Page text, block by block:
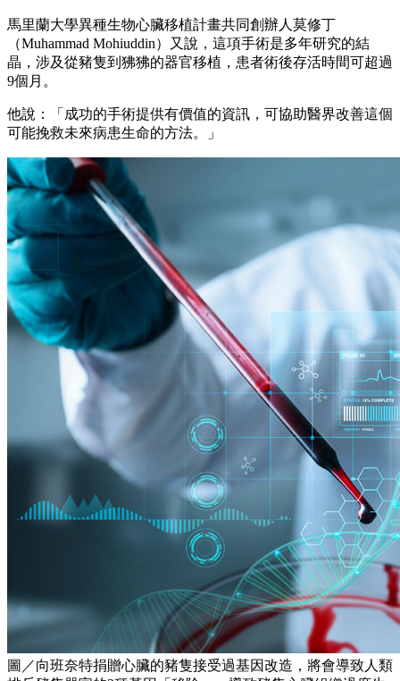
馬里蘭大學異種生物心臟移植計畫共同創辦人莫修丁
（Muhammad Mohiuddin）又說，這項手術是多年研究的結
晶，涉及從豬隻到狒狒的器官移植，患者術後存活時間可超過
9個月。
他說：「成功的手術提供有價值的資訊，可協助醫界改善這個
可能挽救未來病患生命的方法。」
圖／向班奈特捐贈心臟的豬隻接受過基因改造，將會導致人類